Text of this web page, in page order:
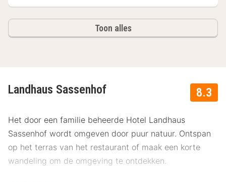
Toon alles
8.3
Landhaus Sassenhof
Het door een familie beheerde Hotel Landhaus
Sassenhof wordt omgeven door puur natuur. Ontspan
op het terras van het restaurant of maak een korte
wandeling om de omgeving te ontdekken.